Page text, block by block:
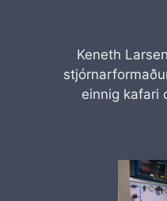
Keneth
einnig kafari